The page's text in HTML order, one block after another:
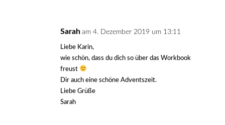
Sarah am 4. Dezember 2019 um 13:11
Liebe Karin,
wie schön, dass du dich so über das Workbook
freust
Dir auch eine schöne Adventszeit.
Liebe Grüße
Sarah